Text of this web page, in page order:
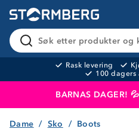
Søk etter produkter og
Rask levering
100 dagers
BARNAS DAGER!
Produktet er lagt i
Dame Sko Boots